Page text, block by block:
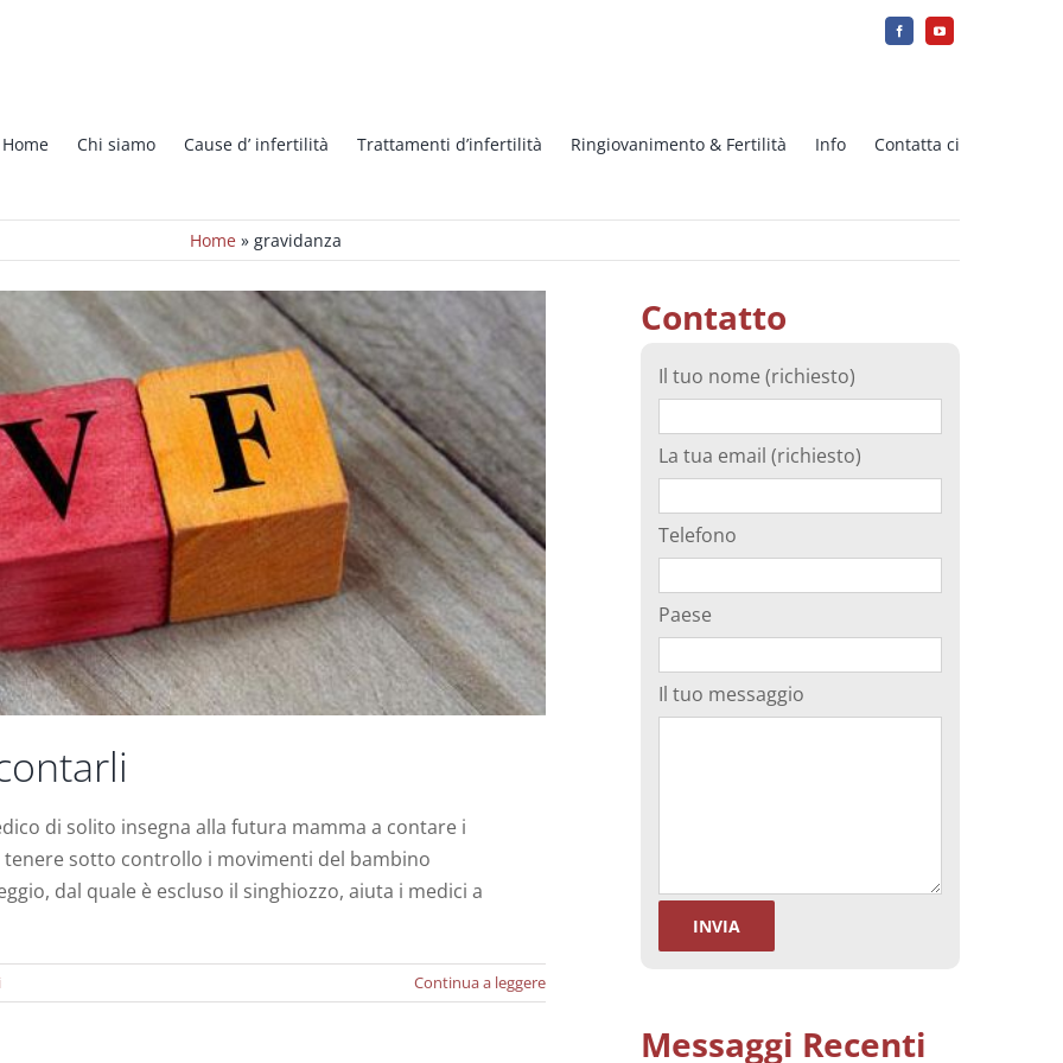
Home Chi siamo Cause d’ infertilità Trattamenti d’infertilità Ringiovanimento & Fertilità Info Contatta ci
Home» gravidanza
di solito insegna alla futura mamma a contare i
sotto controllo i movimenti del bambino
dal quale è escluso il singhiozzo, aiuta i medici a
Continua a leggere
uterini e infertilità
Contatto
Il tuo nome (richiesto)
La tua email (richiesto)
Telefono
Paese
Il tuo messaggio
Messaggi Recenti